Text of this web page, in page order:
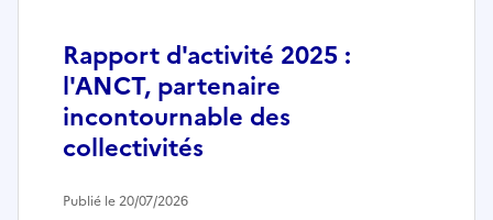
Rapport d'activité 2025 :
l'ANCT, partenaire
incontournable des
collectivités
Publié le 20/07/2026